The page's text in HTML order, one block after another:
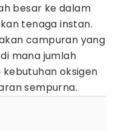
besar ke dalam
tenaga instan.
campuran yang
mana jumlah
oksigen
sempurna.